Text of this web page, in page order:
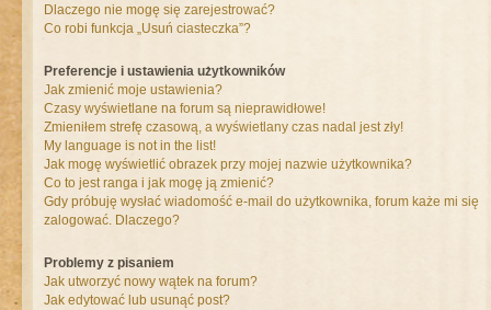
Dlaczego nie mogę się zarejestrować?
Co robi funkcja „Usuń ciasteczka”?
Preferencje i ustawienia użytkowników
Jak zmienić moje ustawienia?
Czasy wyświetlane na forum są nieprawidłowe!
Zmieniłem strefę czasową, a wyświetlany czas nadal jest zły!
My language is not in the list!
Jak mogę wyświetlić obrazek przy mojej nazwie użytkownika?
Co to jest ranga i jak mogę ją zmienić?
Gdy próbuję wysłać wiadomość e-mail do użytkownika, forum każe mi się
zalogować. Dlaczego?
Problemy z pisaniem
Jak utworzyć nowy wątek na forum?
Jak edytować lub usunąć post?